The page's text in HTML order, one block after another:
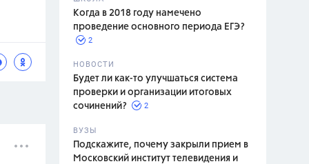
Когда в 2018 году намечено
проведение основного периода ЕГЭ?
2
НОВОСТИ
Будет ли как-то улучшаться система
проверки и организации итоговых
сочинений?
2
ВУЗЫ
Подскажите, почему закрыли прием в
Московский институт телевидения и